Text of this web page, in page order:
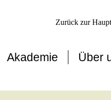
Zurück zur
Akademie Über